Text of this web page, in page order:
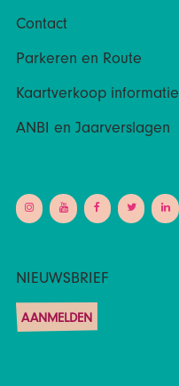
Contact
Parkeren en Route
Kaartverkoop informatie
ANBI en Jaarverslagen
NIEUWSBRIEF
AANMELDEN